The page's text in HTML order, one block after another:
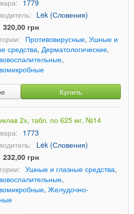
1779
Lek (Словения)
320,00 грн
Противовирусные, Ушные и
средства, Дерматологические,
,
Купить
2х, табл. по 625 мг, №14
1773
Lek (Словения)
232,00 грн
Ушные и глазные средства,
,
, Желудочно-